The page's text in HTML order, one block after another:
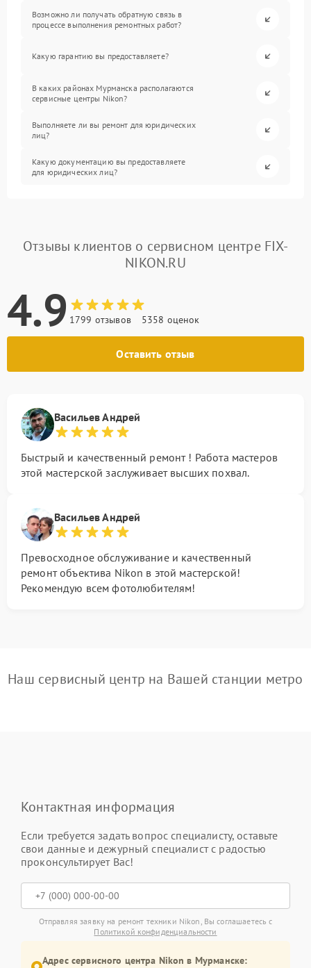
Возможно ли получать обратную связь в
процессе выполнения ремонтных работ?
Какую гарантию вы предоставляете?
В каких районах Мурманска располагаются
сервисные центры Nikon?
Выполняете ли вы ремонт для юридических
лиц?
Какую документацию вы предоставляете
для юридических лиц?
Отзывы клиентов о сервисном центре FIX-
NIKON.RU
4.9 1799 отзывов 5358 оценок
Оставить отзыв
Васильев Андрей
Быстрый и качественный ремонт ! Работа мастеров
этой мастерской заслуживает высших похвал.
Васильев Андрей
Превосходное обслуживание и качественный
ремонт объектива Nikon в этой мастерской!
Рекомендую всем фотолюбителям!
Наш сервисный центр на Вашей станции метро
Контактная информация
Если требуется задать вопрос специалисту, оставьте
свои данные и дежурный специалист с радостью
проконсультирует Вас!
Отправляя заявку на ремонт техники Nikon, Вы соглашаетесь с
Политикой конфиденциальности
Адрес сервисного центра Nikon в Мурманске: